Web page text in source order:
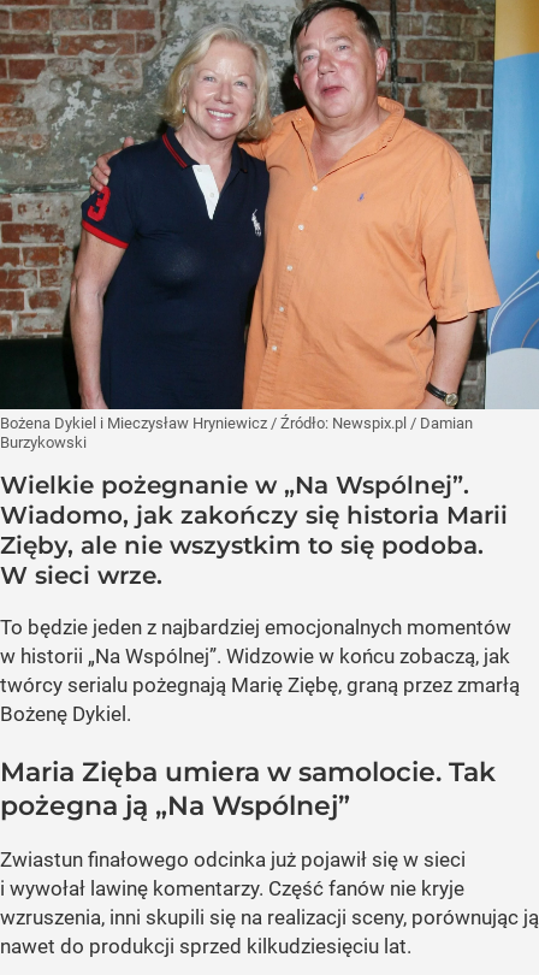
Bożena Dykiel i Mieczysław Hryniewicz / Źródło: Newspix.pl / Damian
Burzykowski
Wielkie pożegnanie w „Na Wspólnej”.
Wiadomo, jak zakończy się historia Marii
Zięby, ale nie wszystkim to się podoba.
W sieci wrze.
To będzie jeden z najbardziej emocjonalnych momentów
w historii „Na Wspólnej”. Widzowie w końcu zobaczą, jak
twórcy serialu pożegnają Marię Ziębę, graną przez zmarłą
Bożenę Dykiel.
Maria Zięba umiera w samolocie. Tak
pożegna ją „Na Wspólnej”
Zwiastun finałowego odcinka już pojawił się w sieci
i wywołał lawinę komentarzy. Część fanów nie kryje
wzruszenia, inni skupili się na realizacji sceny, porównując ją
nawet do produkcji sprzed kilkudziesięciu lat.